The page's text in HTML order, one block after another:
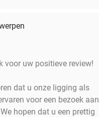
voor uw positieve review!
dat u onze ligging als
voor een bezoek aan
hopen dat u een prettig